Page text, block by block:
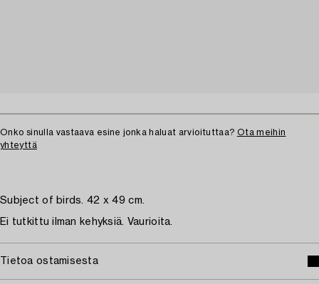
Onko sinulla vastaava esine jonka haluat arvioituttaa? Ota meihin
yhteyttä
Subject of birds. 42 x 49 cm.
Ei tutkittu ilman kehyksiä. Vaurioita.
Tietoa ostamisesta